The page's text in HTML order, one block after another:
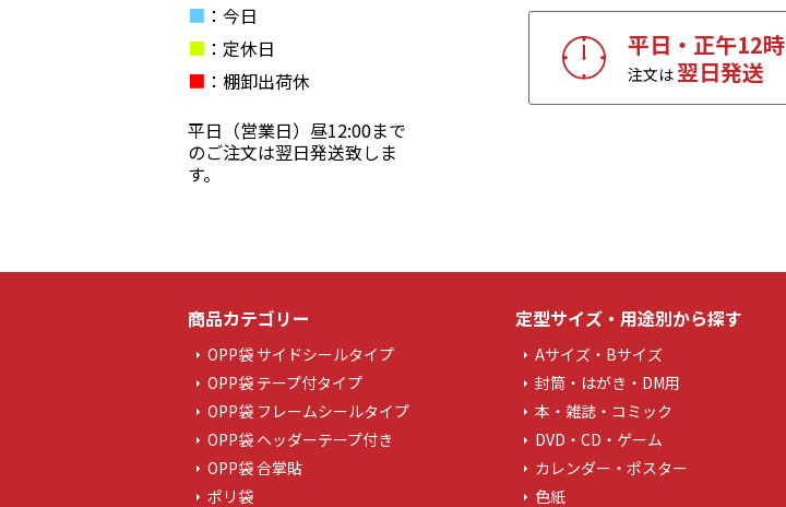
■ ：今日
■ ：定休日
■ ：棚卸出荷休
平日（営業日）昼12:00まで
のご注文は翌日発送致しま
す。
平日・正午12時
注文は翌日発送
商品カテゴリー
OPP袋 サイドシールタイプ
OPP袋 テープ付タイプ
OPP袋 フレームシールタイプ
OPP袋 ヘッダーテープ付き
OPP袋 合掌貼
ポリ袋
定型サイズ・用途別から探す
Aサイズ・Bサイズ
封筒・はがき・DM用
本・雑誌・コミック
DVD・CD・ゲーム
カレンダー・ポスター
色紙